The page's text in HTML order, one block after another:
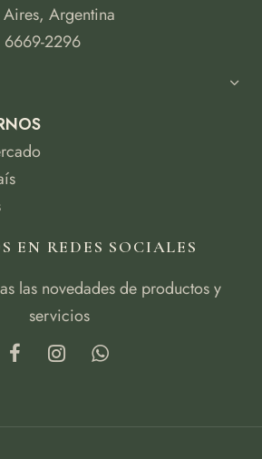
Aires, Argentina
6669-2296
EN REDES SOCIALES
las novedades de productos y
servicios